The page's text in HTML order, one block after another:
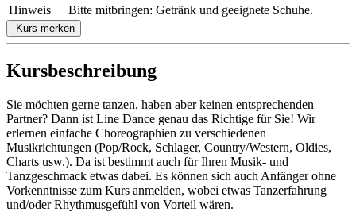
Hinweis
Bitte mitbringen: Getränk und geeignete Schuhe.
Kurs merken
Kursbeschreibung
Sie möchten gerne tanzen, haben aber keinen entsprechenden
Partner? Dann ist Line Dance genau das Richtige für Sie! Wir
erlernen einfache Choreographien zu verschiedenen
Musikrichtungen (Pop/Rock, Schlager, Country/Western, Oldies,
Charts usw.). Da ist bestimmt auch für Ihren Musik- und
Tanzgeschmack etwas dabei. Es können sich auch Anfänger ohne
Vorkenntnisse zum Kurs anmelden, wobei etwas Tanzerfahrung
und/oder Rhythmusgefühl von Vorteil wären.